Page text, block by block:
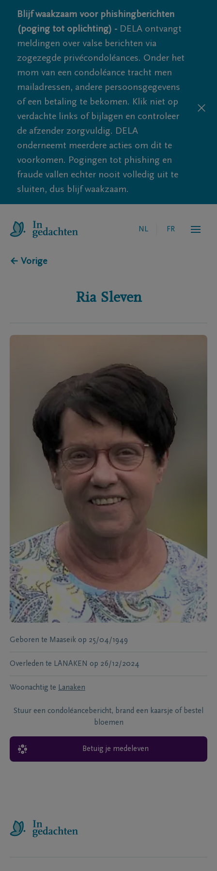
Blijf waakzaam voor phishingberichten
(poging tot oplichting) - DELA ontvangt
meldingen over valse berichten via
zogezegde privécondoléances. Onder het
mom van een condoléance tracht men
mailadressen, andere persoonsgegevens
of een betaling te bekomen. Klik niet op
verdachte links of bijlagen en controleer
de afzender zorgvuldig. DELA
onderneemt meerdere acties om dit te
voorkomen. Pogingen tot phishing en
fraude vallen echter nooit volledig uit te
sluiten, dus blijf waakzaam.
NL FR
← Vorige
Ria Sleven
Geboren te Maaseik op 25/04/1949
Overleden te LANAKEN op 26/12/2024
Woonachtig te Lanaken
Stuur een condoléancebericht, brand een kaarsje of bestel
bloemen
Betuig je medeleven